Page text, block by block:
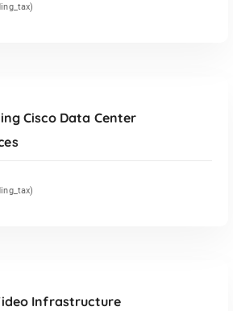
Cisco Data Center
Infrastructure